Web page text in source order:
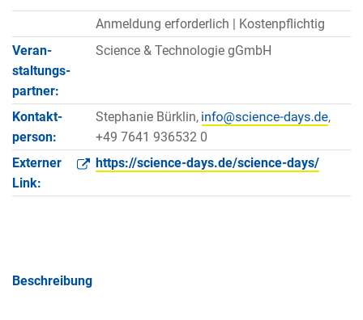
Anmeldung erforderlich | Kostenpflichtig
Veran­
staltungs­
partner:
Science & Technologie gGmbH
Kontakt­
person:
Stephanie Bürklin,
,
+49 7641 936532 0
Externer
Link:
https://science-days.de/science-days/
Beschreibung